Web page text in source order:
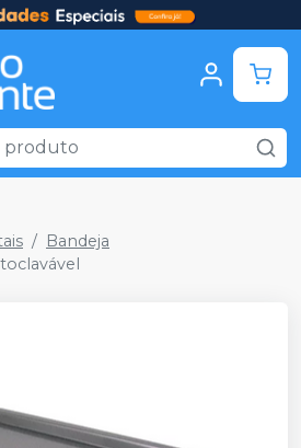
Bandeja